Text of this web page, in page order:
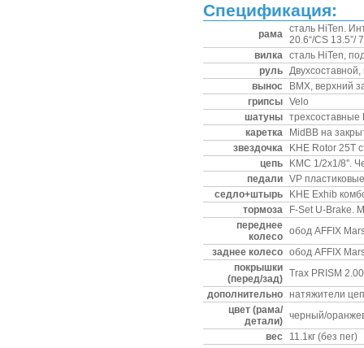
Спецификация:
рама сталь HiTen.
20.6“/CS 13.5”/
вилка сталь HiTen,
руль
вынос
BMX, верхний
грипсы Velo
шатуны трехсоставные
каретка
MidBB на
звездочка
KHE Rotor 25T
цепь
KMC 1/2x1/8''.
педали VP
седло+штырь
KHE Exhib
тормоза
F-Set U-Brake.
переднее
колесо обод AFFIX
заднее колесо обод AFFIX
покрышки
(перед/зад) Trax PRISM
дополнительно натяжители
цвет (рама/
детали) черный/
вес
11.1кг (без пег)